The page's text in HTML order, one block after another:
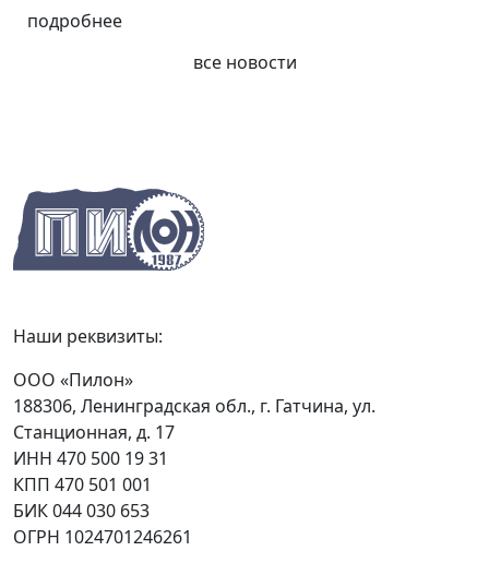
подробнее
все новости
Наши реквизиты:
ООО «Пилон»
188306, Ленинградская обл., г. Гатчина, ул.
Станционная, д. 17
ИНН 470 500 19 31
КПП 470 501 001
БИК 044 030 653
ОГРН 1024701246261